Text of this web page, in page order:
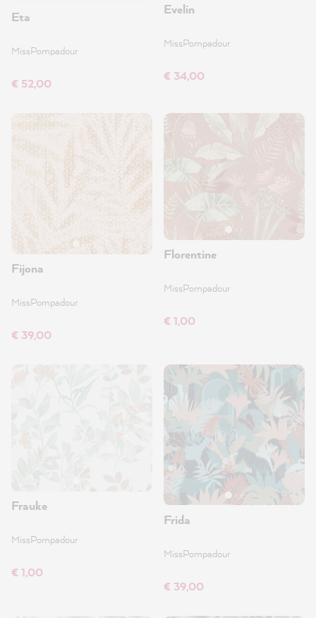
Eta
MissPompadour
€ 52,00
Evelin
MissPompadour
€ 34,00
Fijona
MissPompadour
€ 39,00
Florentine
MissPompadour
€ 1,00
Frauke
MissPompadour
€ 1,00
Frida
MissPompadour
€ 39,00